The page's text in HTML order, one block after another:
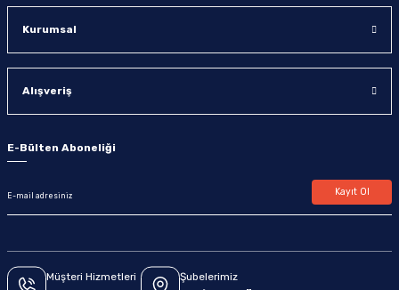
Kurumsal
Alışveriş
E-Bülten Aboneliği
Kayıt Ol
Müşteri Hizmetleri Şubelerimiz